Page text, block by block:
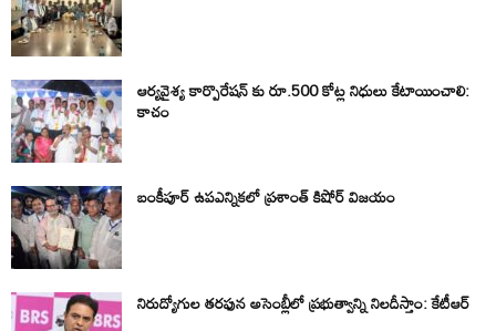
ఆర్యవైశ్య కార్పొరేషన్ కు రూ.500 కోట్ల నిధులు కేటాయించాలి:
కాచం
బంకీపూర్ ఉపఎన్నికలో ప్రశాంత్ కిషోర్ విజయం
నిరుద్యోగుల తరఫున అసెంబ్లీలో ప్రభుత్వాన్ని నిలదీస్తాం: కేటీఆర్